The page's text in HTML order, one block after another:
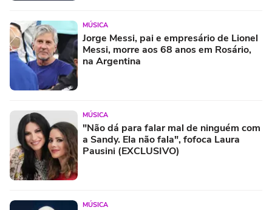
MÚSICA
Jorge Messi, pai e empresário de Lionel
Messi, morre aos 68 anos em Rosário,
na Argentina
MÚSICA
"Não dá para falar mal de ninguém com
a Sandy. Ela não fala", fofoca Laura
Pausini (EXCLUSIVO)
MÚSICA